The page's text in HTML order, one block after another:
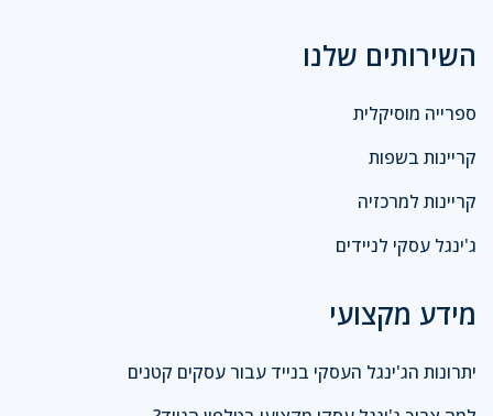
השירותים שלנו
ספרייה מוסיקלית
קריינות בשפות
קריינות למרכזיה
ג'ינגל עסקי לניידים
מידע מקצועי
יתרונות הג'ינגל העסקי בנייד עבור עסקים קטנים